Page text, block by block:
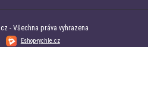
- Všechna práva vyhrazena
Eshop-rychle.cz